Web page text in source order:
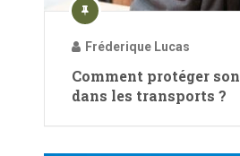
Fréderique Lucas
Comment protéger
dans les transports ?